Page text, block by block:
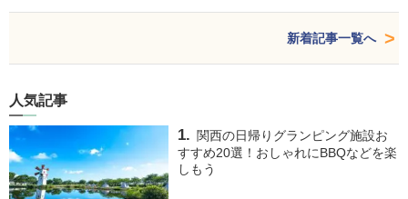
新着記事一覧へ
人気記事
関西の日帰りグランピング施設お
すすめ20選！おしゃれにBBQなどを楽
しもう